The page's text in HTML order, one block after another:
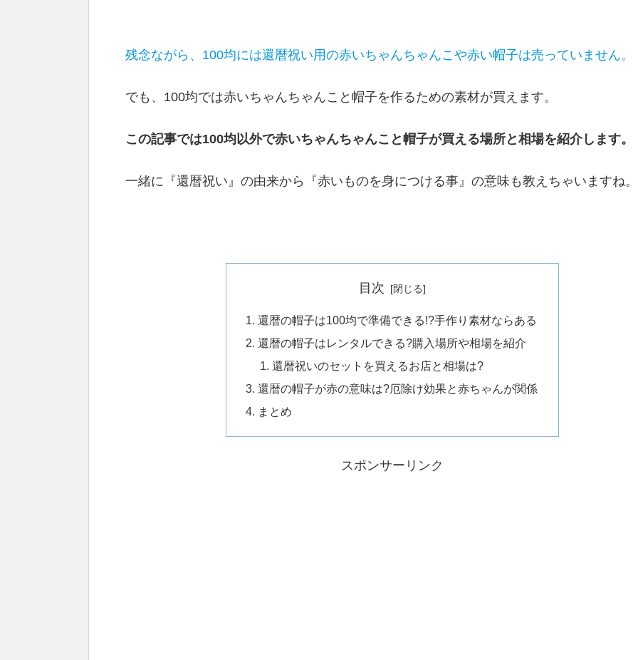
残念ながら、100均には還暦祝い用の赤いちゃんちゃんこや赤い帽子は売っていません。
でも、100均では赤いちゃんちゃんこと帽子を作るための素材が買えます。
この記事では100均以外で赤いちゃんちゃんこと帽子が買える場所と相場を紹介します。
一緒に『還暦祝い』の由来から『赤いものを身につける事』の意味も教えちゃいますね。
目次
還暦の帽子は100均で準備できる!?手作り素材ならある
還暦の帽子はレンタルできる?購入場所や相場を紹介
還暦祝いのセットを買えるお店と相場は?
還暦の帽子が赤の意味は?厄除け効果と赤ちゃんが関係
まとめ
スポンサーリンク